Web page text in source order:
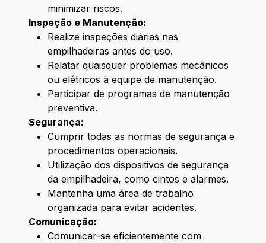
minimizar riscos.
Inspeção e Manutenção:
Realize inspeções diárias nas
empilhadeiras antes do uso.
Relatar quaisquer problemas mecânicos
ou elétricos à equipe de manutenção.
Participar de programas de manutenção
preventiva.
Segurança:
Cumprir todas as normas de segurança e
procedimentos operacionais.
Utilização dos dispositivos de segurança
da empilhadeira, como cintos e alarmes.
Mantenha uma área de trabalho
organizada para evitar acidentes.
Comunicação:
Comunicar-se eficientemente com